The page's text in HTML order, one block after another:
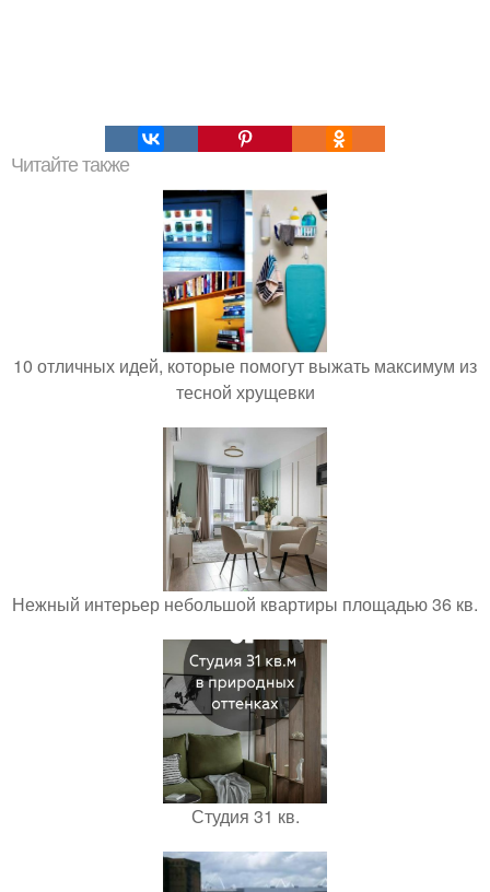
Читайте также
10 отличных идей, которые помогут выжать максимум из
тесной хрущевки
Нежный интерьер небольшой квартиры площадью 36 кв.
Студия 31 кв.